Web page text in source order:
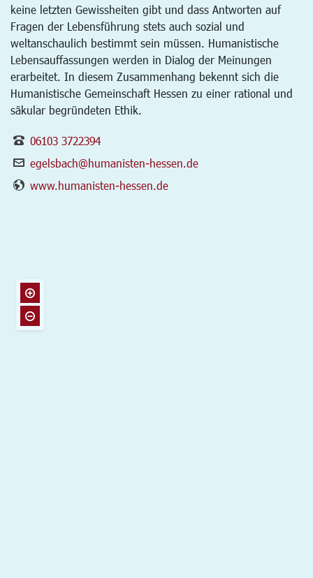
keine letzten Gewissheiten gibt und dass Antworten auf
Fragen der Lebensführung stets auch sozial und
weltanschaulich bestimmt sein müssen. Humanistische
Lebensauffassungen werden in Dialog der Meinungen
erarbeitet. In diesem Zusammenhang bekennt sich die
Humanistische Gemeinschaft Hessen zu einer rational und
säkular begründeten Ethik.
06103 3722394
egelsbach@humanisten-hessen.de
www.humanisten-hessen.de